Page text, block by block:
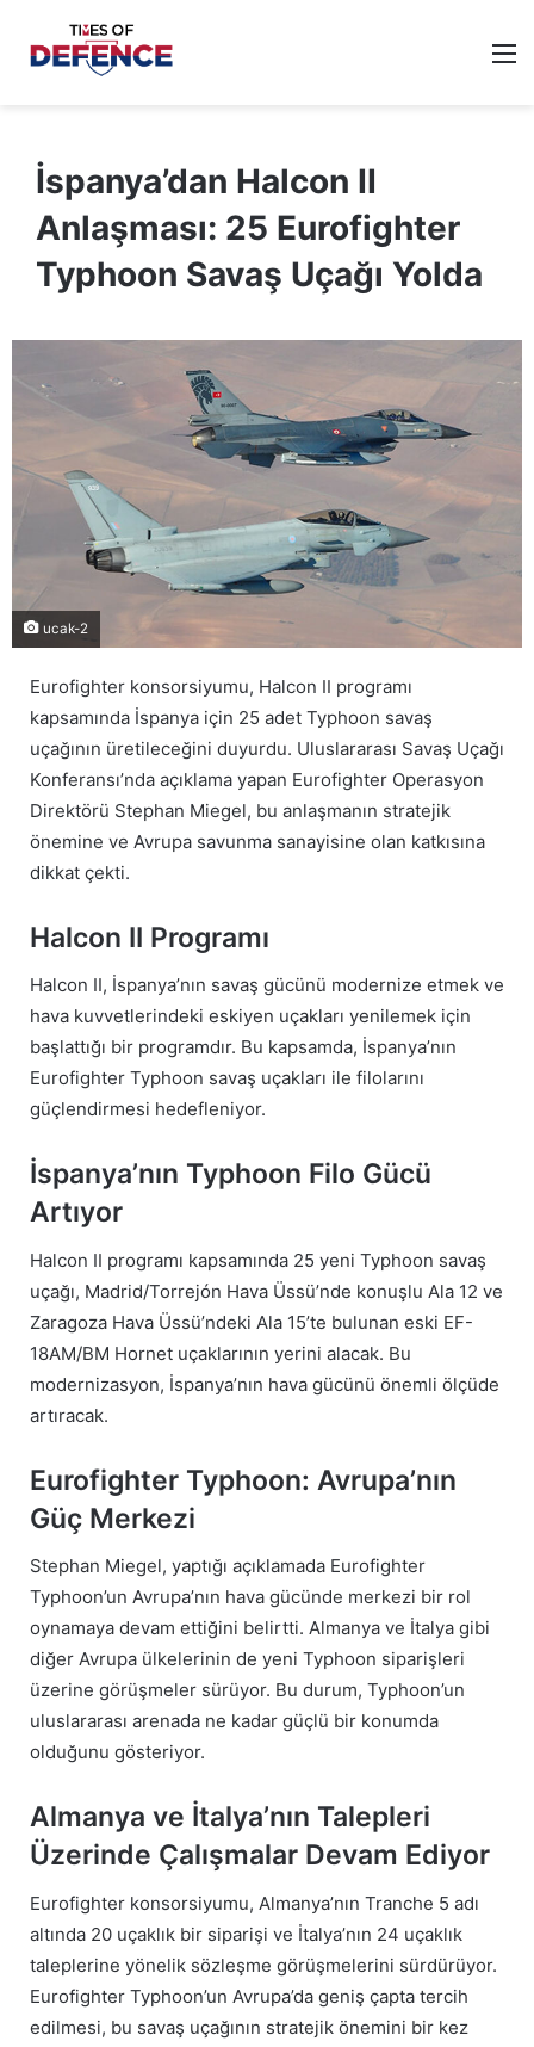
İspanya’dan Halcon II
Anlaşması: 25 Eurofighter
Typhoon Savaş Uçağı Yolda
ucak-2
Eurofighter konsorsiyumu, Halcon II programı
kapsamında İspanya için 25 adet Typhoon savaş
uçağının üretileceğini duyurdu. Uluslararası Savaş Uçağı
Konferansı’nda açıklama yapan Eurofighter Operasyon
Direktörü Stephan Miegel, bu anlaşmanın stratejik
önemine ve Avrupa savunma sanayisine olan katkısına
dikkat çekti.
Halcon II Programı
Halcon II, İspanya’nın savaş gücünü modernize etmek ve
hava kuvvetlerindeki eskiyen uçakları yenilemek için
başlattığı bir programdır. Bu kapsamda, İspanya’nın
Eurofighter Typhoon savaş uçakları ile filolarını
güçlendirmesi hedefleniyor.
İspanya’nın Typhoon Filo Gücü
Artıyor
Halcon II programı kapsamında 25 yeni Typhoon savaş
uçağı, Madrid/Torrejón Hava Üssü’nde konuşlu Ala 12 ve
Zaragoza Hava Üssü’ndeki Ala 15’te bulunan eski EF-
18AM/BM Hornet uçaklarının yerini alacak. Bu
modernizasyon, İspanya’nın hava gücünü önemli ölçüde
artıracak.
Eurofighter Typhoon: Avrupa’nın
Güç Merkezi
Stephan Miegel, yaptığı açıklamada Eurofighter
Typhoon’un Avrupa’nın hava gücünde merkezi bir rol
oynamaya devam ettiğini belirtti. Almanya ve İtalya gibi
diğer Avrupa ülkelerinin de yeni Typhoon siparişleri
üzerine görüşmeler sürüyor. Bu durum, Typhoon’un
uluslararası arenada ne kadar güçlü bir konumda
olduğunu gösteriyor.
Almanya ve İtalya’nın Talepleri
Üzerinde Çalışmalar Devam Ediyor
Eurofighter konsorsiyumu, Almanya’nın Tranche 5 adı
altında 20 uçaklık bir siparişi ve İtalya’nın 24 uçaklık
taleplerine yönelik sözleşme görüşmelerini sürdürüyor.
Eurofighter Typhoon’un Avrupa’da geniş çapta tercih
edilmesi, bu savaş uçağının stratejik önemini bir kez